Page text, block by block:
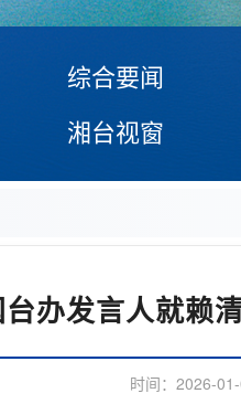
综合要闻
湘台视窗
台办发言人就赖
时间： 2026-